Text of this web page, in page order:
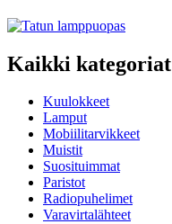
Kaikki kategoriat
Kuulokkeet
Lamput
Mobiilitarvikkeet
Muistit
Suosituimmat
Paristot
Radiopuhelimet
Varavirtalähteet